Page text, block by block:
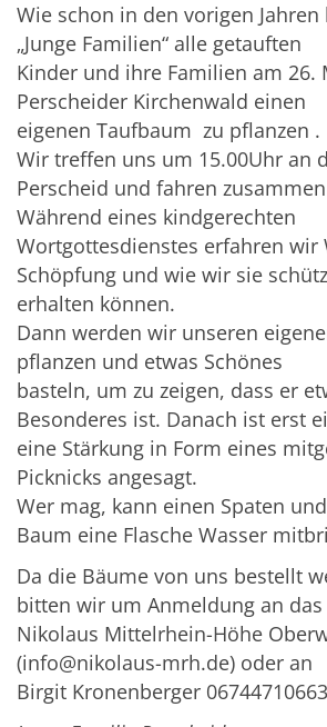
Wie schon in den vorigen Jahren
„Junge Familien“ alle getauften
Kinder und ihre Familien am 26.
Perscheider Kirchenwald einen
eigenen Taufbaum zu pflanzen .
Wir treffen uns um 15.00Uhr an
Perscheid und fahren
Während eines kindgerechten
Wortgottesdienstes erfahren wir
Schöpfung und wie wir sie
erhalten können.
Dann werden wir unseren
pflanzen und etwas Schönes
basteln, um zu zeigen, dass er
Besonderes ist. Danach ist erst
eine Stärkung in Form eines
Picknicks angesagt.
Wer mag, kann einen Spaten
Baum eine Flasche Wasser
Da die Bäume von uns bestellt
bitten wir um Anmeldung an
Nikolaus Mittelrhein-Höhe
(info@nikolaus-mrh.de) oder an
Birgit Kronenberger